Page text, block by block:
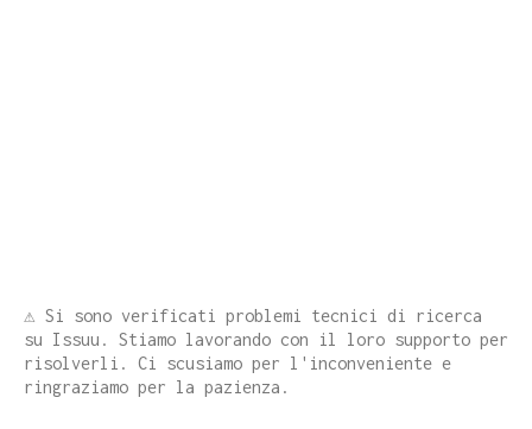
⚠️ Si sono verificati problemi tecnici di ricerca
su Issuu. Stiamo lavorando con il loro supporto per
risolverli. Ci scusiamo per l'inconveniente e
ringraziamo per la pazienza.